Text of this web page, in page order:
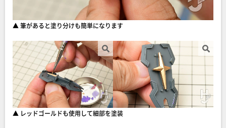
▲ 筆があると塗り分けも簡単になります
▲ レッドゴールドも使用して細部を塗装